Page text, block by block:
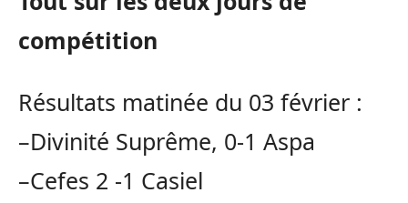
compétition
Résultats matinée du 03 février :
–Divinité Suprême, 0-1 Aspa
–Cefes 2 -1 Casiel